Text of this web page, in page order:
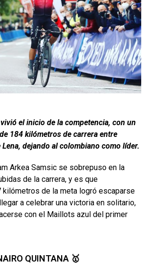
el inicio de la competencia, con un
184 kilómetros de carrera entre
Lena, dejando al colombiano como líder.
Arkea Samsic se sobrepuso en la
de la carrera, y es que
kilómetros de la meta logró escaparse
a celebrar una victoria en solitario,
con el Maillots azul del primer
QUINTANA 🥇